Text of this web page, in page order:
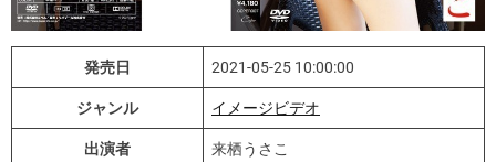
発売日 2021-05-25 10:00:00
ジャンル イメージビデオ
出演者 来栖うさこ